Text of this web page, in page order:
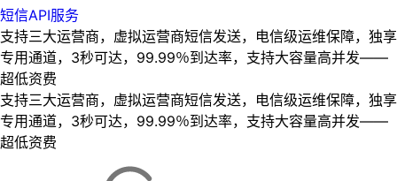
短信API服务
支持三大运营商，虚拟运营商短信发送，电信级运维保障，独享
专用通道，3秒可达，99.99％到达率，支持大容量高并发——
超低资费
支持三大运营商，虚拟运营商短信发送，电信级运维保障，独享
专用通道，3秒可达，99.99％到达率，支持大容量高并发——
超低资费